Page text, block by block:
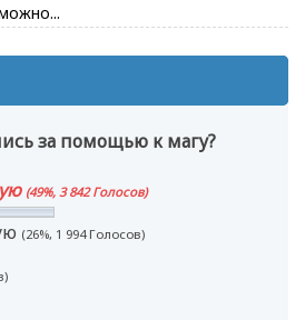
за помощью к магу?
(49%, 3 842 Голосов)
(26%, 1 994 Голосов)